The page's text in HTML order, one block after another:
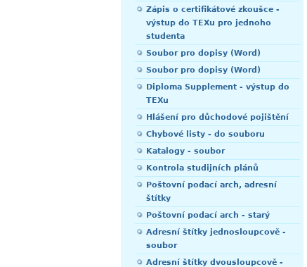
Zápis o certifikátové zkoušce -
výstup do TEXu pro jednoho
studenta
Soubor pro dopisy (Word)
Soubor pro dopisy (Word)
Diploma Supplement - výstup do
TEXu
Hlášení pro důchodové pojištění
Chybové listy - do souboru
Katalogy - soubor
Kontrola studijních plánů
Poštovní podací arch, adresní
štítky
Poštovní podací arch - starý
Adresní štítky jednosloupcově -
soubor
Adresní štítky dvousloupcově -